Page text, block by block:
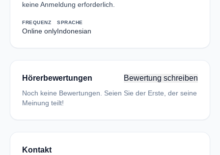
keine Anmeldung erforderlich.
FREQUENZ
Online only
SPRACHE
Indonesian
Hörerbewertungen Bewertung schreiben
Noch keine Bewertungen. Seien Sie der Erste, der seine
Meinung teilt!
Kontakt